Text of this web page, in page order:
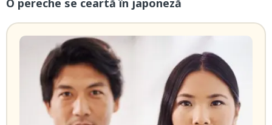
O pereche se ceartă în japoneză